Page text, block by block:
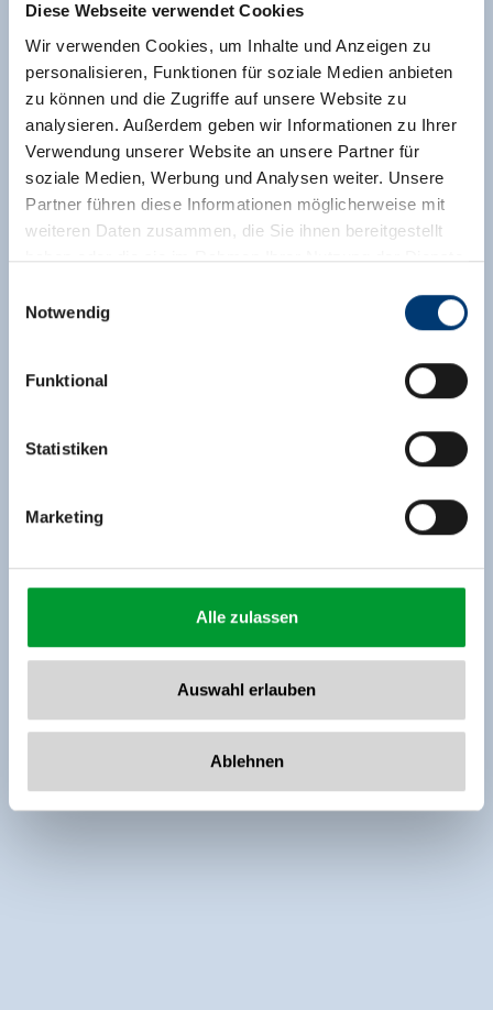
Diese Webseite verwendet Cookies
Wir verwenden Cookies, um Inhalte und Anzeigen zu
personalisieren, Funktionen für soziale Medien anbieten
zu können und die Zugriffe auf unsere Website zu
analysieren. Außerdem geben wir Informationen zu Ihrer
Verwendung unserer Website an unsere Partner für
soziale Medien, Werbung und Analysen weiter. Unsere
Partner führen diese Informationen möglicherweise mit
weiteren Daten zusammen, die Sie ihnen bereitgestellt
haben oder die sie im Rahmen Ihrer Nutzung der Dienste
Rohr 23// A-6280 Zell am Ziller
www.zillertalarena.com
Notwendig
Funktional
Statistiken
Marketing
Alle zulassen
Auswahl erlauben
Ablehnen